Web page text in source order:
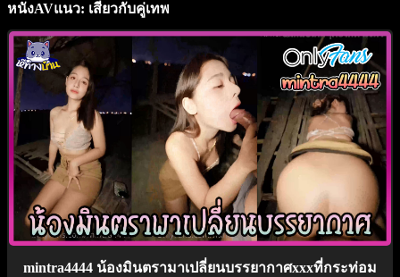
หนังAVแนว: เสียวกับคู่เทพ
mintra4444 น้องมินตรามาเปลี่ยนบรรยากาศxxxที่กระท่อม